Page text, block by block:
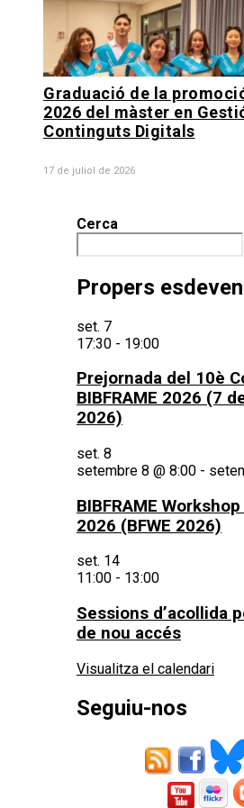
Graduació de la
2026 del màster en
Continguts Digitals
17 de juliol de 2026
Cerca
Propers
set. 7
17:30 - 19:00
Prejornada del 10è
BIBFRAME 2026 (7
2026)
set. 8
setembre 8 @ 8:00 -
BIBFRAME
2026 (BFWE 2026)
set. 14
11:00 - 13:00
Sessions d’acollida
de nou accés
Visualitza el calendari
Seguiu-nos